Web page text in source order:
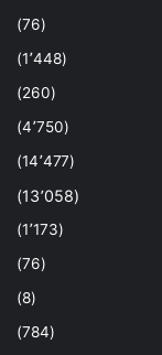
(76)
(1٬448)
(260)
(4٬750)
(14٬477)
(13٬058)
(1٬173)
(76)
(8)
(784)